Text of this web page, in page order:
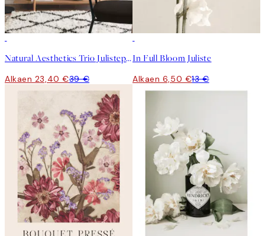
Natural Aesthetics Trio Julistepaketti
Alkaen 23,40 €39 €
In Full Bloom Juliste
Alkaen 6,50 €13 €